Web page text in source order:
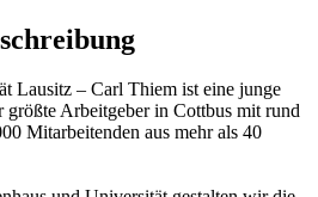
Lausitz – Carl Thiem ist eine junge
größte Arbeitgeber in Cottbus mit rund
Mitarbeitenden aus mehr als 40